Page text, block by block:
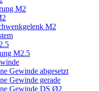
M2
M2
M2.5
Gewinde abgesetzt
Gewinde gerade
Gewinde DS Ø2